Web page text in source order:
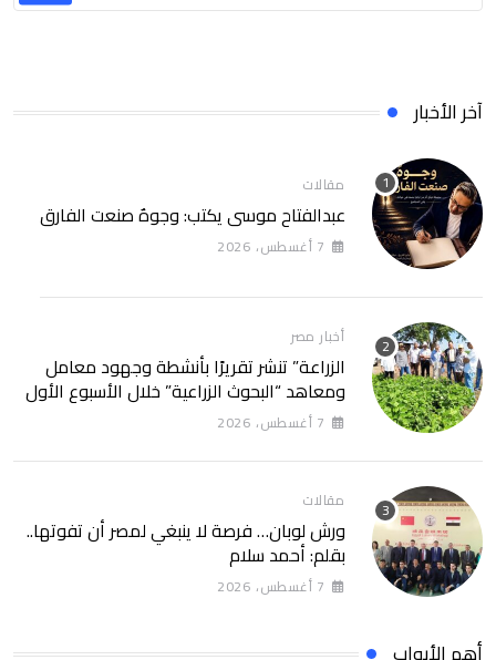
آخر الأخبار
مقالات
عبدالفتاح موسى يكتب: وجوهٌ صنعت الفارق
7 أغسطس، 2026
أخبار مصر
الزراعة” تنشر تقريرًا بأنشطة وجهود معامل
ومعاهد “البحوث الزراعية” خلال الأسبوع الأول
من أغسطس 2026
7 أغسطس، 2026
مقالات
ورش لوبان… فرصة لا ينبغي لمصر أن تفوتها..
بقلم: أحمد سلام
7 أغسطس، 2026